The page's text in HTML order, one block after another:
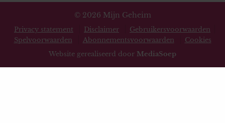
© 2026 Mijn Geheim
Privacy statement Disclaimer
Gebruikersvoorwaarden
Spelvoorwaarden
Abonnementsvoorwaarden
Cookies
Website gerealiseerd door MediaSoep